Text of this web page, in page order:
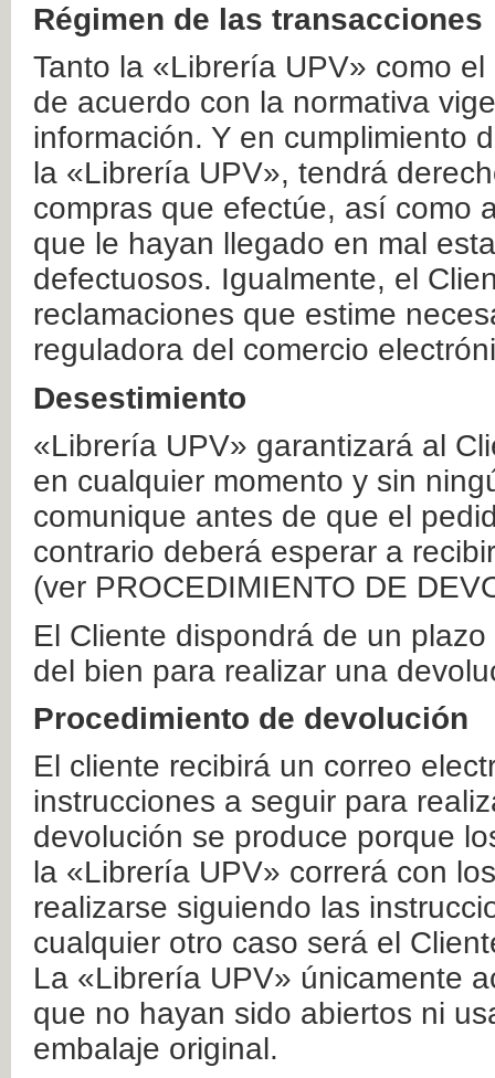
Régimen de las transacciones
Tanto la «Librería UPV» como
de acuerdo con la normativa
información. Y en cumplimiento
la «Librería UPV», tendrá
compras que efectúe, así como
que le hayan llegado en mal
defectuosos. Igualmente, el
reclamaciones que estime
reguladora del comercio
Desestimiento
«Librería UPV» garantizará al
en cualquier momento y sin
comunique antes de que el
contrario deberá esperar a
(ver PROCEDIMIENTO DE
El Cliente dispondrá de un
del bien para realizar una
Procedimiento de devolución
El cliente recibirá un correo
instrucciones a seguir para
devolución se produce porque
la «Librería UPV» correrá con
realizarse siguiendo las
cualquier otro caso será el
La «Librería UPV» únicamente
que no hayan sido abiertos ni
embalaje original.